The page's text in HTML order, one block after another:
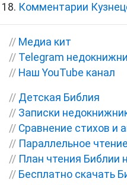
Комментарии
// Медиа кит
// Telegram
// Наш YouTube канал
// Детская Библия
// Записки
// Сравнение стихов и
// Параллельное
// План чтения Библии
// Бесплатно скачать